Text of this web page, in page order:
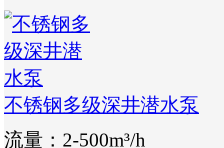
不锈钢多级深井潜水泵
流量：2-500m³/h